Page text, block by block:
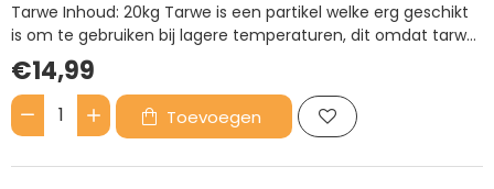
Tarwe Inhoud: 20kg Tarwe is een partikel welke erg geschikt
is om te gebruiken bij lagere temperaturen, dit omdat tarwe
licht verteerbaar is. De tarwe die wij verkopen is intensief
geschoond en daarom ook geschikt om als aanvullende
voeding te dienen voor rundvee, kippen, watervogels,
varkens en ..
€14,99
Tarwe
20kg
Toevoegen